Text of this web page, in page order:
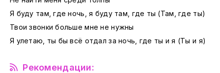
Я буду там, где ночь, я буду там, где ты (Там, где ты)
Твои звонки больше мне не нужны
Я улетаю, ты бы всё отдал за ночь, где ты и я (Ты и я)
Рекомендации: